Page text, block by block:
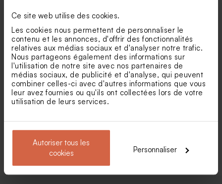
Ce site web utilise des cookies.
Les cookies nous permettent de personnaliser le
contenu et les annonces, d'offrir des fonctionnalités
relatives aux médias sociaux et d'analyser notre trafic.
Nous partageons également des informations sur
l'utilisation de notre site avec nos partenaires de
médias sociaux, de publicité et d'analyse, qui peuvent
combiner celles-ci avec d'autres informations que vous
leur avez fournies ou qu'ils ont collectées lors de votre
utilisation de leurs services.
Autoriser tous les
cookies
Personnaliser
Faire part mariage pochette
papier recyclé (et fleurs
séchées*)
Faire part mariage
terracotta un grand Oui
Voir toute la collection Faire-part mariage